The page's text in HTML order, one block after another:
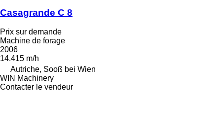
Casagrande C 8
Prix sur demande
Machine de forage
2006
14.415 m/h
Autriche, Sooß bei Wien
WIN Machinery
Contacter le vendeur